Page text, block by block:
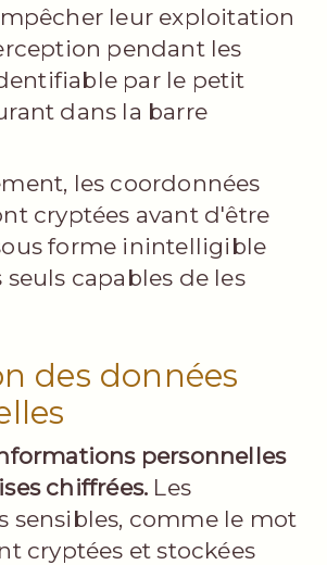
leur exploitation
pendant les
par le petit
dans la barre
les coordonnées
cryptées avant d'être
forme inintelligible
seuls capables de les
des données
personnelles
chiffrées. Les
sensibles, comme le mot
cryptées et stockées